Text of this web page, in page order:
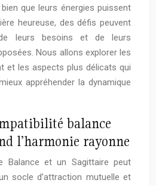
que leurs énergies puissent
heureuse, des défis peuvent
leurs besoins et de leurs
Nous allons explorer les
et les aspects plus délicats qui
appréhender la dynamique
balance
l’harmonie rayonne
Balance et un Sagittaire peut
socle d’attraction mutuelle et